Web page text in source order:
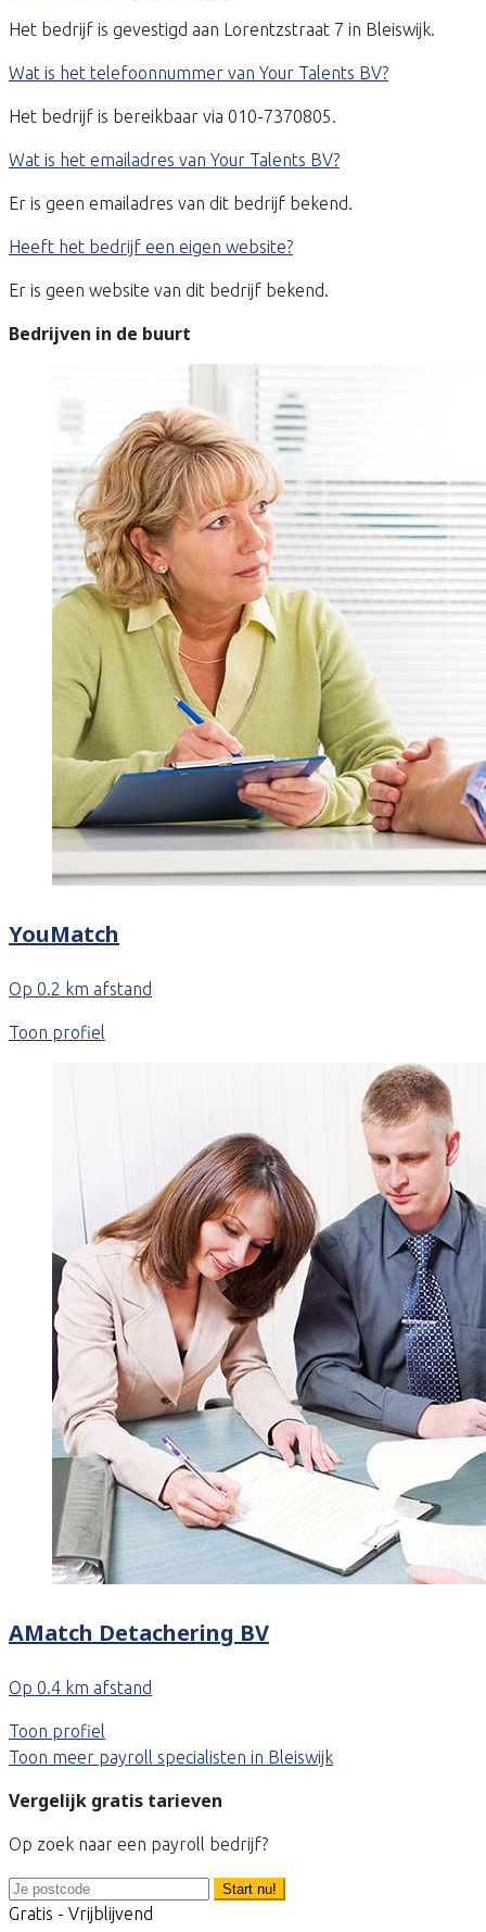
Het bedrijf is gevestigd aan Lorentzstraat 7 in Bleiswijk.
Wat is het telefoonnummer van Your Talents BV?
Het bedrijf is bereikbaar via 010-7370805.
Wat is het emailadres van Your Talents BV?
Er is geen emailadres van dit bedrijf bekend.
Heeft het bedrijf een eigen website?
Er is geen website van dit bedrijf bekend.
Bedrijven in de buurt
YouMatch
Op 0.2 km afstand
Toon profiel
AMatch Detachering BV
Op 0.4 km afstand
Toon profiel
Toon meer payroll specialisten in Bleiswijk
Vergelijk gratis tarieven
Op zoek naar een payroll bedrijf?
Start nu!
Gratis - Vrijblijvend